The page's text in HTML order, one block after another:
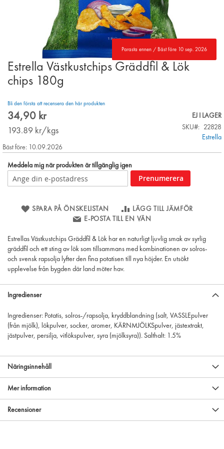
Parasta ennen / Bäst före 10 sep. 2026
Skip
the
of
the
gallery
Estrella Västkustchips Gräddfil & Lök
chips 180g
Bli den första att recensera den här produkten
34,90 kr
193.89 kr/kgs
EJ I LAGER
SKU
22828
Estrella
Bäst före: 10.09.2026
Meddela mig när produkten är tillgänglig igen
Prenumerera
SPARA PÅ ÖNSKELISTAN
LÄGG TILL JÄMFÖR
E-POSTA TILL EN VÄN
Estrellas Västkustchips Gräddfil & Lök har en naturligt ljuvlig smak av syrlig
gräddfil och ett sting av lök som tillsammans med kombinationen av solros-
och svensk rapsolja lyfter den fina potatisen till nya höjder. En utsökt
upplevelse från bygden där land möter hav.
Ingredienser
Ingredienser: Potatis, solros-/rapsolja, kryddblandning (salt, VASSLEpulver
(från mjölk), lökpulver, socker, aromer, KÄRNMJÖLKSpulver, jästextrakt,
jästpulver, persilja, vitlökspulver, syra (mjölksyra)). Salthalt: 1.5%
Näringsinnehåll
Mer information
Recensioner